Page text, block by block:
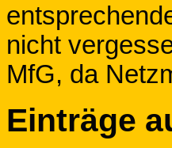
nicht
MfG, da
Einträge